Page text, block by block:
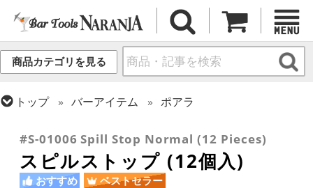
商品カテゴリを見る
トップ バーアイテム
ポアラ
フレア用各種アイテム
#S-01006 Spill Stop Normal (12 Pieces)
スピルストップ (12個入)
おすすめ ベストセラー